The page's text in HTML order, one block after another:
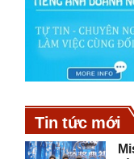
Tin tức mới